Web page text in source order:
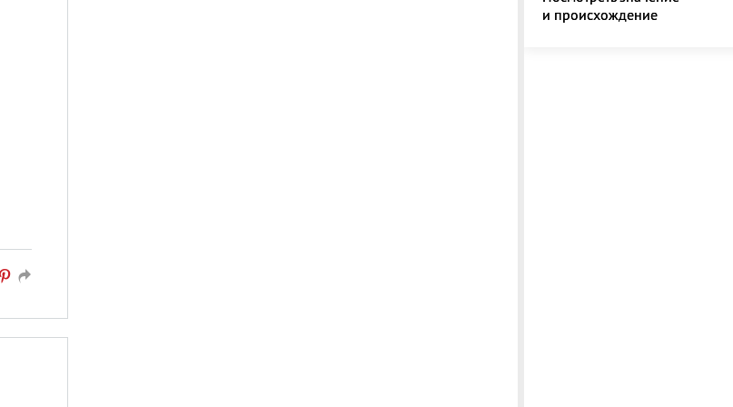
и происхождение